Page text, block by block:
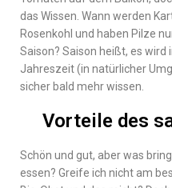
das Wissen. Wann werden
Rosenkohl und haben Pilze
Saison? Saison heißt, es
Jahreszeit (in natürlicher
sicher bald mehr wissen.
Vorteile des
Schön und gut, aber was
essen? Greife ich nicht am